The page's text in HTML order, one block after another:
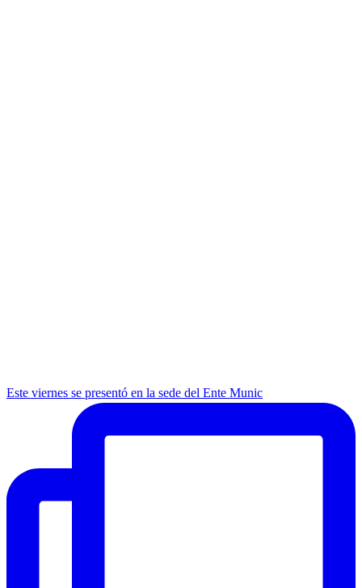
Este viernes se presentó en la sede del Ente Munic